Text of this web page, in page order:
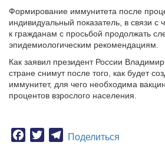
Формирование иммунитета после
индивидуальный показатель, в связи с
к гражданам с просьбой продолжать
эпидемиологическим рекомендациям.
Как заявил президент России
стране снимут после того, как будет
иммунитет, для чего необходима
процентов взрослого населения.
Facebook
TwitterTelegram
Поделиться